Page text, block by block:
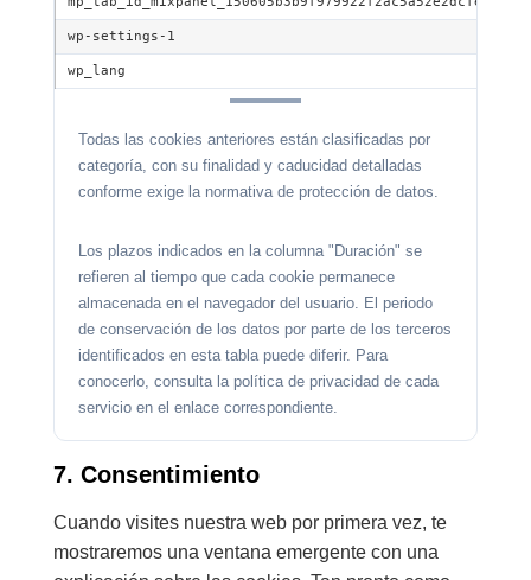
wp-settings-1
wp_lang
Todas las cookies anteriores están clasificadas por
categoría, con su finalidad y caducidad detalladas
conforme exige la normativa de protección de datos.
Los plazos indicados en la columna "Duración" se
refieren al tiempo que cada cookie permanece
almacenada en el navegador del usuario. El periodo
de conservación de los datos por parte de los terceros
identificados en esta tabla puede diferir. Para
conocerlo, consulta la política de privacidad de cada
servicio en el enlace correspondiente.
7. Consentimiento
Cuando visites nuestra web por primera vez, te
mostraremos una ventana emergente con una